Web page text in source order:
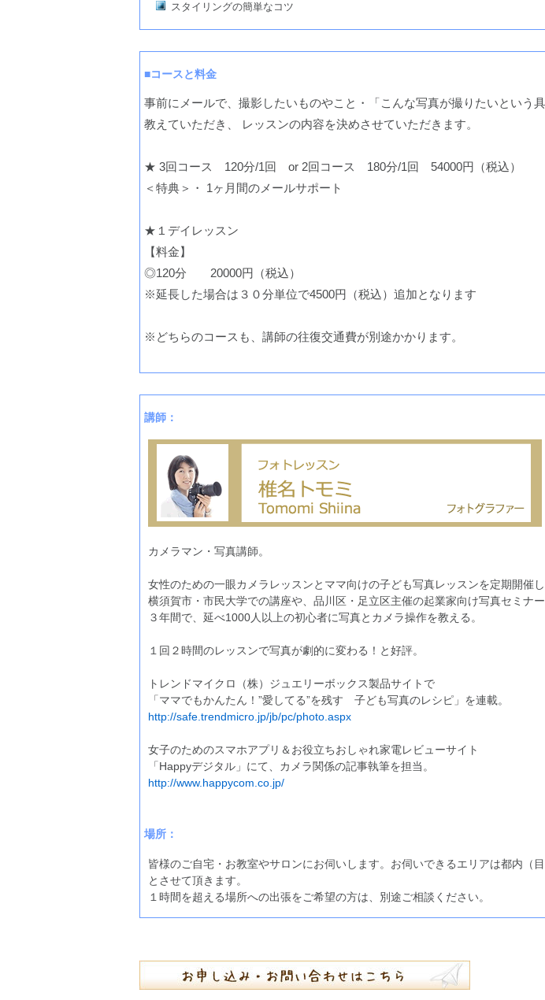
スタイリングの簡単なコツ
■コースと料金
事前にメールで、撮影したいものやこと・「こんな写真が撮りたいという
教えていただき、 レッスンの内容を決めさせていただきます。
★ 3回コース 120分/1回 or 2回コース 180分/1回 54000円（税込）
＜特典＞・ 1ヶ月間のメールサポート
★１デイレッスン
【料金】
◎120分 20000円（税込）
※延長した場合は３０分単位で4500円（税込）追加となります
※どちらのコースも、講師の往復交通費が別途かかります。
講師：
カメラマン・写真講師。
女性のための一眼カメラレッスンとママ向けの子ども写真レッスンを定期開催し
横須賀市・市民大学での講座や、品川区・足立区主催の起業家向け写真セミナー
３年間で、延べ1000人以上の初心者に写真とカメラ操作を教える。
１回２時間のレッスンで写真が劇的に変わる！と好評。
トレンドマイクロ（株）ジュエリーボックス製品サイトで
「ママでもかんたん！”愛してる”を残す 子ども写真のレシピ」を連載。
http://safe.trendmicro.jp/jb/pc/photo.aspx
女子のためのスマホアプリ＆お役立ちおしゃれ家電レビューサイト
「Happyデジタル」にて、カメラ関係の記事執筆を担当。
http://www.happycom.co.jp/
場所：
皆様のご自宅・お教室やサロンにお伺いします。お伺いできるエリアは都内（
とさせて頂きます。
１時間を超える場所への出張をご希望の方は、別途ご相談ください。